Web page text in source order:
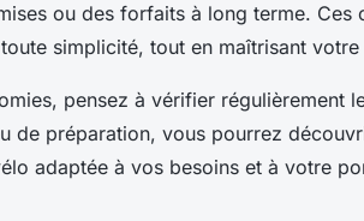
ou des forfaits à long terme. Ces
simplicité, tout en maîtrisant
pensez à vérifier régulièrement
de préparation, vous pourrez
adaptée à vos besoins et à votre